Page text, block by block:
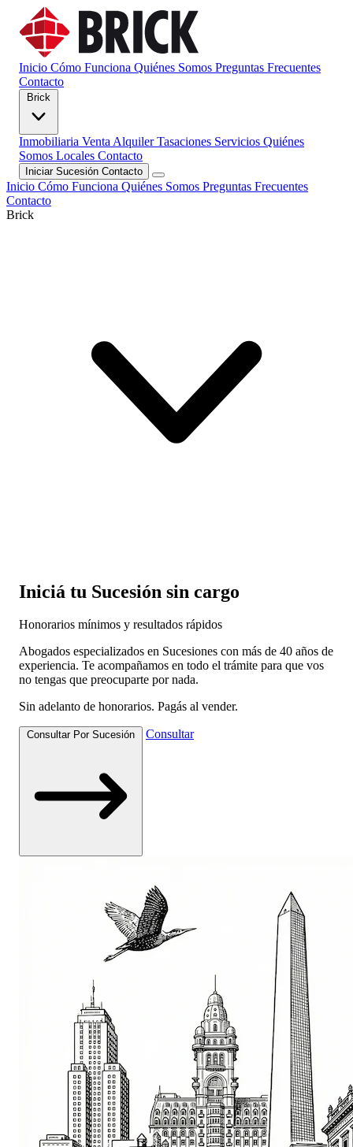
Inicio Cómo Funciona Quiénes Somos Preguntas Frecuentes
Contacto
Inmobiliaria Venta AlquilerTasaciones Servicios Quiénes
Somos Locales Contacto
Iniciar Sucesión Contacto
Inicio Cómo Funciona Quiénes Somos Preguntas Frecuentes
Contacto
Brick
Iniciá tu Sucesión sin cargo
Honorarios mínimos y resultados rápidos
Abogados especializados en Sucesiones con más de 40 años de
experiencia. Te acompañamos en todo el trámite para que vos
no tengas que preocuparte por nada.
Sin adelanto de honorarios. Pagás al vender.
Consultar